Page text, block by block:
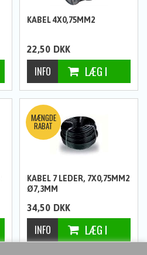
KABEL 4X0,75MM2
22,50 DKK
KABEL 7 LEDER, 7X0,75MM2
Ø7,3MM
34,50 DKK